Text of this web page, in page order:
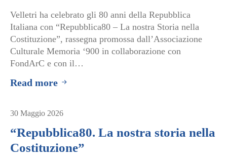
Velletri ha celebrato gli 80 anni della Repubblica
Italiana con “Repubblica80 – La nostra Storia nella
Costituzione”, rassegna promossa dall’Associazione
Culturale Memoria ‘900 in collaborazione con
FondArC e con il…
Read more
“Repubblica80. La nostra storia nella
Costituzione”
30 Maggio 2026